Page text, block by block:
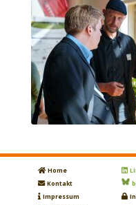
Home
Kontakt
Impressum